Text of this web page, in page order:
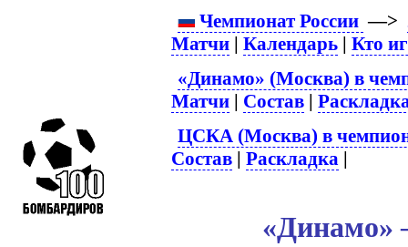
Чемпионат России —>
Матчи |Календарь |Кто
«Динамо» (Москва) в
Матчи | Состав |
ЦСКА (Москва) в
Состав |Раскладка |